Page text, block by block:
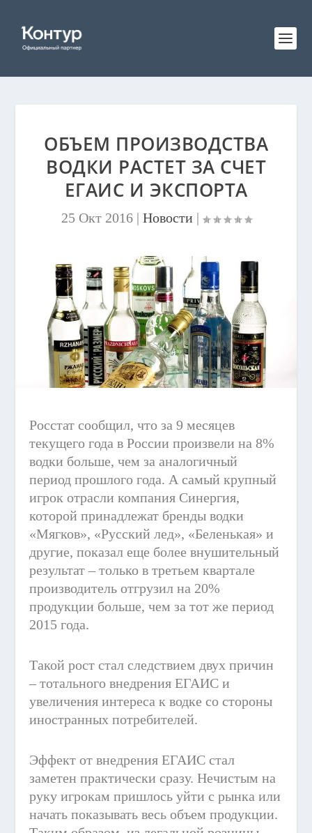
ОБЪЕМ ПРОИЗВОДСТВА
ВОДКИ РАСТЕТ ЗА СЧЕТ
ЕГАИС И ЭКСПОРТА
25 Окт 2016| Новости |
Росстат сообщил, что за 9 месяцев
текущего года в России произвели на 8%
водки больше, чем за аналогичный
период прошлого года. А самый крупный
игрок отрасли компания Синергия,
которой принадлежат бренды водки
«Мягков», «Русский лед», «Беленькая» и
другие, показал еще более внушительный
результат – только в третьем квартале
производитель отгрузил на 20%
продукции больше, чем за тот же период
2015 года.
Такой рост стал следствием двух причин
– тотального внедрения ЕГАИС и
увеличения интереса к водке со стороны
иностранных потребителей.
Эффект от внедрения ЕГАИС стал
заметен практически сразу. Нечистым на
руку игрокам пришлось уйти с рынка или
начать показывать весь объем продукции.